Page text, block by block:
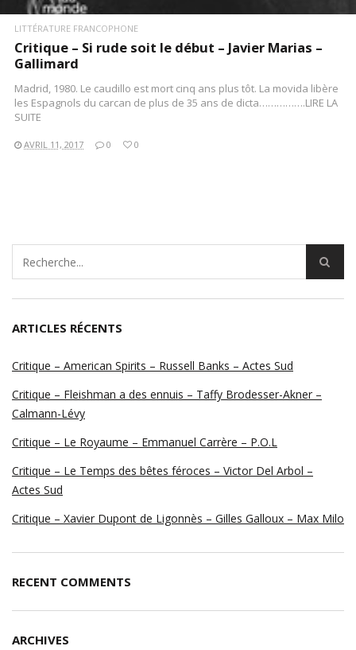
LITTÉRATURE FRANCOPHONE
Critique – Si rude soit le début – Javier Marias –
Gallimard
Madrid, 1980. Le caudillo est mort cinq ans plus tôt. La movida libère
les Espagnols du carcan de plus de 35 ans de dicta…………….LIRE LA
SUITE
AVRIL 11, 2017 0 0
ARTICLES RÉCENTS
Critique – American Spirits – Russell Banks – Actes Sud
Critique – Fleishman a des ennuis – Taffy Brodesser-Akner –
Calmann-Lévy
Critique – Le Royaume – Emmanuel Carrère – P.O.L
Critique – Le Temps des bêtes féroces – Victor Del Arbol –
Actes Sud
Critique – Xavier Dupont de Ligonnès – Gilles Galloux – Max Milo
RECENT COMMENTS
ARCHIVES